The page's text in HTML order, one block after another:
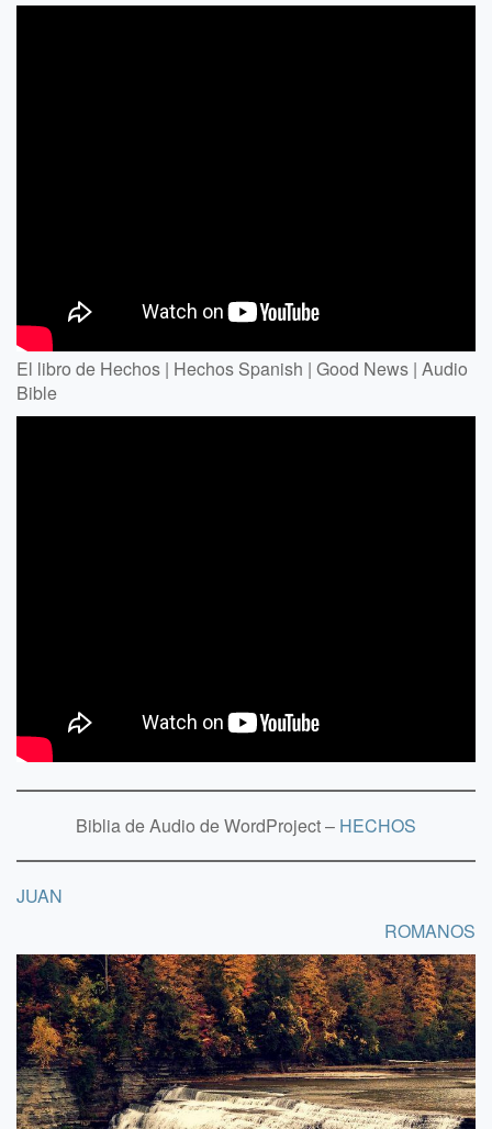
El libro de Hechos | Hechos Spanish | Good News | Audio
Bible
Biblia de Audio de WordProject – HECHOS
JUAN
ROMANOS